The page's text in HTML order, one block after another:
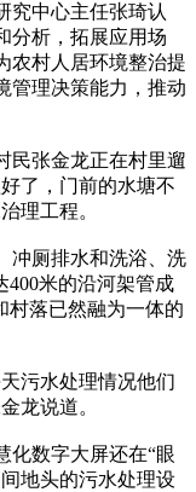
中心主任张琦认
分析，拓展应用场
农村人居环境整治提
管理决策能力，推动
张金龙正在村里遛
了，门前的水塘不
理工程。
厕排水和洗浴、洗
400米的沿河架管成
村落已然融为一体的
污水处理情况他们
龙说道。
数字大屏还在“眼
地头的污水处理设